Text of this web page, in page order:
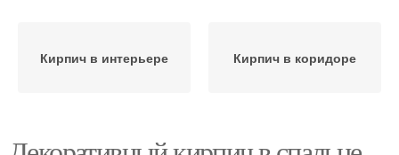
Кирпич в интерьере Кирпич в коридоре